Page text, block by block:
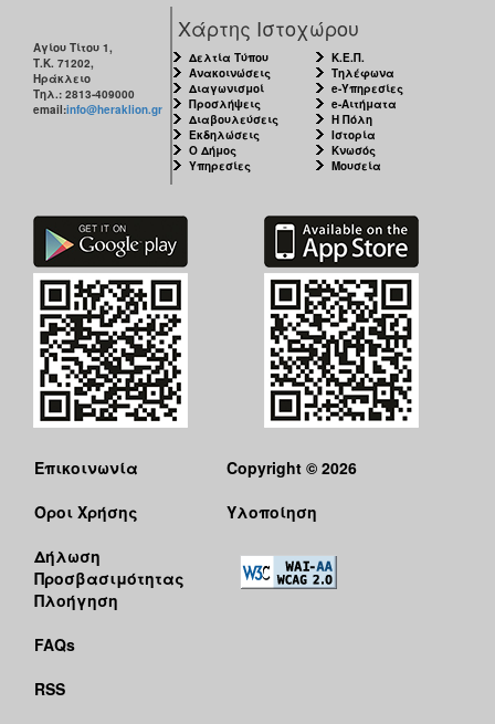
Αγίου Τίτου 1,
Τ.Κ. 71202,
Ηράκλειο
Τηλ.: 2813-409000
email:info@heraklion.gr
Χάρτης Ιστοχώρου
Δελτία Τύπου
Ανακοινώσεις
Διαγωνισμοί
Προσλήψεις
Διαβουλεύσεις
Εκδηλώσεις
Ο Δήμος
Υπηρεσίες
Κ.Ε.Π.
Τηλέφωνα
e-Υπηρεσίες
e-Αιτήματα
Η Πόλη
Ιστορία
Κνωσός
Μουσεία
Επικοινωνία
Όροι Χρήσης
Δήλωση
Προσβασιμότητας
Πλοήγηση
FAQs
RSS
Copyright © 2026
Υλοποίηση